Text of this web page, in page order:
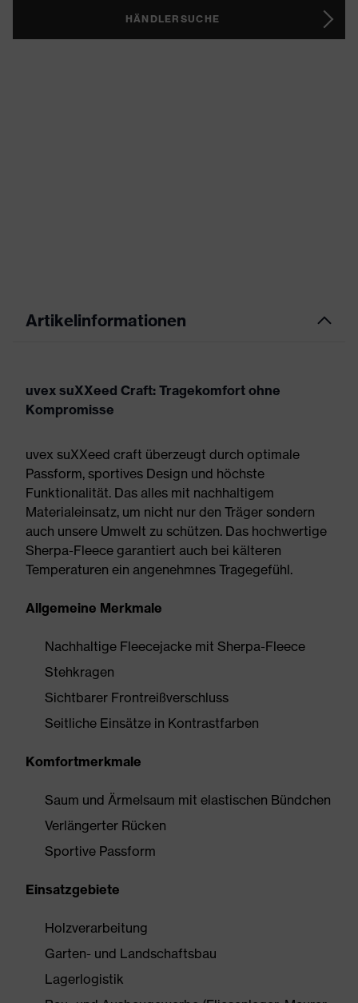
HÄNDLERSUCHE
Artikelinformationen
uvex suXXeed Craft: Tragekomfort ohne
Kompromisse
uvex suXXeed craft überzeugt durch optimale
Passform, sportives Design und höchste
Funktionalität. Das alles mit nachhaltigem
Materialeinsatz, um nicht nur den Träger sondern
auch unsere Umwelt zu schützen. Das hochwertige
Sherpa-Fleece garantiert auch bei kälteren
Temperaturen ein angenehmnes Tragegefühl.
Allgemeine Merkmale
Nachhaltige Fleecejacke mit Sherpa-Fleece
Stehkragen
Sichtbarer Frontreißverschluss
Seitliche Einsätze in Kontrastfarben
Komfortmerkmale
Saum und Ärmelsaum mit elastischen Bündchen
Verlängerter Rücken
Sportive Passform
Einsatzgebiete
Holzverarbeitung
Garten- und Landschaftsbau
Lagerlogistik